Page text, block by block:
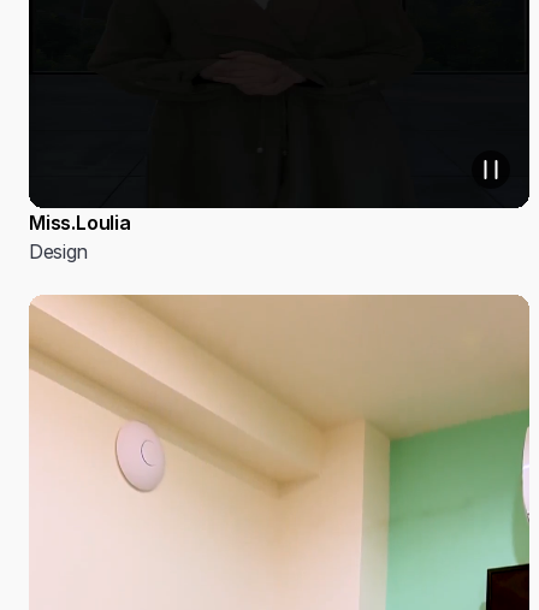
Miss.Loulia
Design